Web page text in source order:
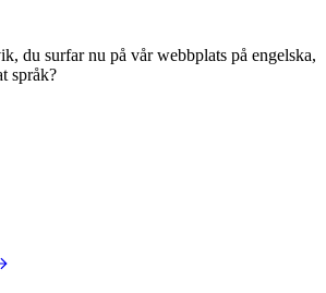
du surfar nu på vår webbplats på engelska,
språk?